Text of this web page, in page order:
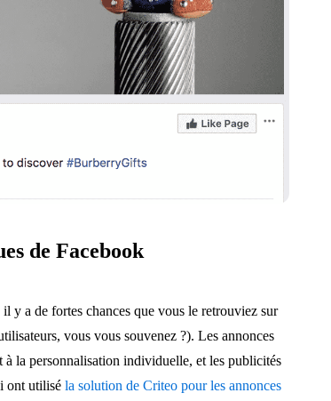
de Facebook
y a de fortes chances que vous le retrouviez sur
vous vous souvenez ?). Les annonces
à la personnalisation individuelle, et les publicités
ont utiliséla solution de Criteo pour les annonces